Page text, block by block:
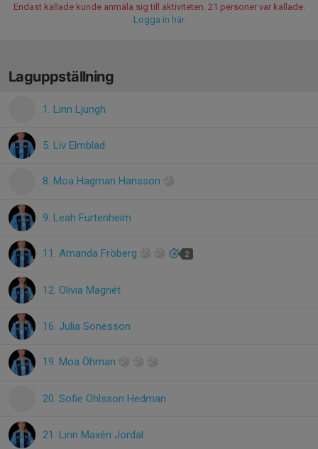
Endast kallade kunde anmäla sig till aktiviteten. 21 personer var kallade.
Logga in här
Laguppställning
1. Linn Ljungh
5. Liv Elmblad
8. Moa Hagman Hansson
9. Leah Furtenheim
11. Amanda Fröberg 2
12. Olivia Magnét
16. Julia Sonesson
19. Moa Öhman
20. Sofie Ohlsson Hedman
21. Linn Maxén Jordal